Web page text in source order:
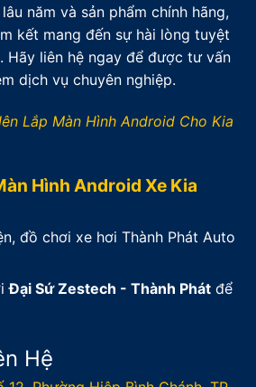
năm và sản phẩm chính hãng,
kết mang đến sự hài lòng tuyệt
Hãy liên hệ ngay để được tư vấn
dịch vụ chuyên nghiệp.
Lắp Màn Hình Android Cho Kia
Hình Android Xe Kia
Đại Sứ Zestech - Thành Phát để
Hệ